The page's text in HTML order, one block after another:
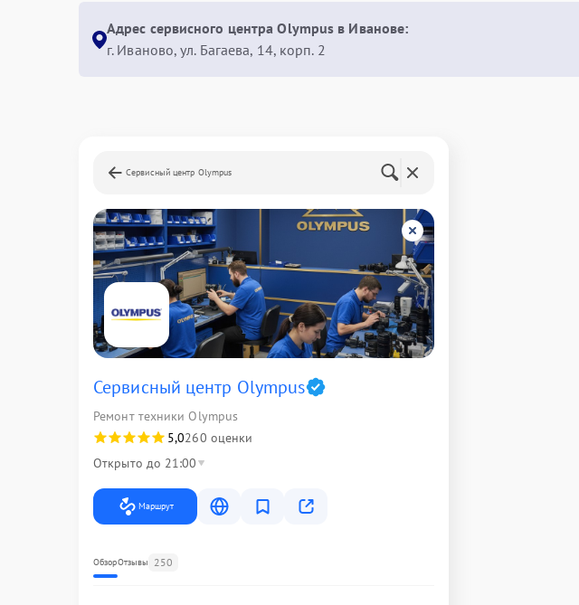
Адрес сервисного центра Olympus в Иванове:
г. Иваново, ул. Багаева, 14, корп. 2
Сервисный центр Olympus
Сервисный центр Olympus
Ремонт техники Olympus
5,0260 оценки
Открыто до 21:00
Маршрут
ОбзорОтзывы 250